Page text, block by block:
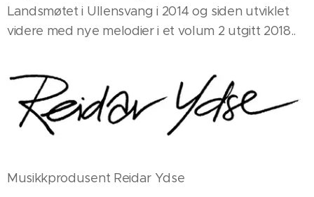
Landsmøtet i Ullensvang i 2014 og siden utviklet
videre med nye melodier i et volum 2 utgitt 2018..
Musikkprodusent Reidar Ydse